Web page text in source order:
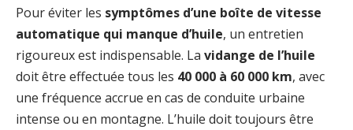
Pour éviter les symptômes d’une boîte de vitesse
automatique qui manque d’huile, un entretien
rigoureux est indispensable. La vidange de l’huile
doit être effectuée tous les 40 000 à 60 000 km, avec
une fréquence accrue en cas de conduite urbaine
intense ou en montagne. L’huile doit toujours être